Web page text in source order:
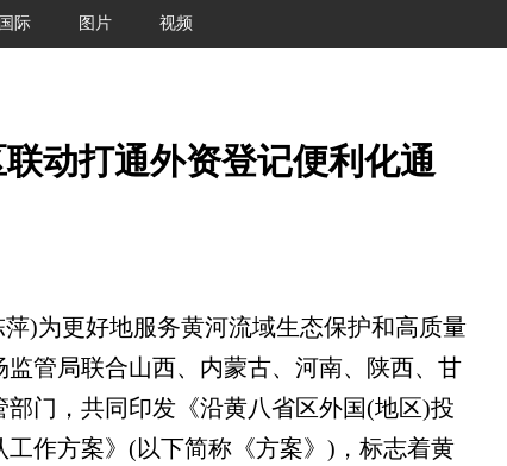
国际 图片 视频
动打通外资登记便利化通
为更好地服务黄河流域生态保护和高质量
管局联合山西、内蒙古、河南、陕西、甘
门，共同印发《沿黄八省区外国(地区)投
作方案》(以下简称《方案》)，标志着黄